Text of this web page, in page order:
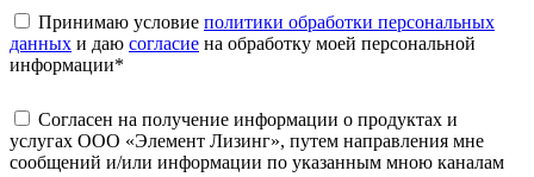
Принимаю условие политики обработки персональных
данных и даю согласие на обработку моей персональной
информации*
Согласен на получение информации о продуктах и
услугах ООО «Элемент Лизинг», путем направления мне
сообщений и/или информации по указанным мною каналам